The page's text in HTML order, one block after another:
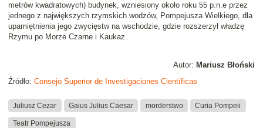
metrów kwadratowych) budynek, wzniesiony około roku 55 p.n.e przez
jednego z największych rzymskich wodzów, Pompejusza Wielkiego, dla
upamiętnienia jego zwycięstw na wschodzie, gdzie rozszerzył władzę
Rzymu po Morze Czarne i Kaukaz.
Autor: Mariusz Błoński
Źródło: Consejo Superior de Investigaciones Científicas
Juliusz Cezar Gaius Julius Caesar morderstwo Curia Pompeii
Teatr Pompejusza